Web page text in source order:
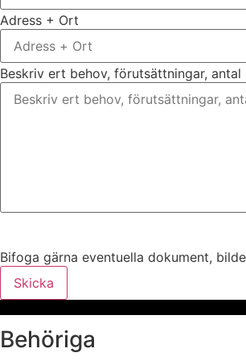
Adress + Ort
Beskriv ert behov, förutsättningar,
Bifoga gärna eventuella dokument,
Skicka
Behöriga